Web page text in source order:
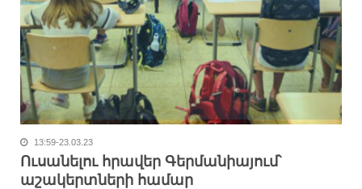
13:59-23.03.23
Ուսանելու հրավեր Գերմանիայում՝
աշակերտների համար